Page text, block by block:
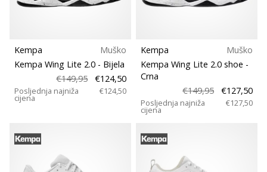
Obožavaš
nas?
Pridruži
se
kao
Vrsta obuće
Kempa
Muško
Kempa Wing Lite 2.0 - Bijela
€149,95
€124,50
Posljednja najniža
cijena
€124,50
Kempa
Muško
Kempa Wing Lite 2.0 shoe -
Crna
€149,95
€127,50
Posljednja najniža
cijena
€127,50